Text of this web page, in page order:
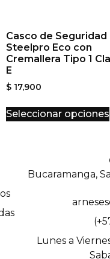
Casco de Seguridad
Steelpro Eco con
Cremallera Tipo 1
E
$ 17,900
Seleccionar opciones
Bucaramanga,
Lunes a